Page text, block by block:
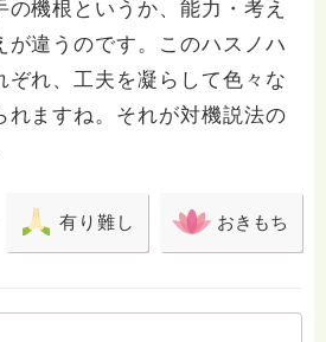
機根というか、能力・考え
が違うのです。このハスノハ
ぞれ、工夫を凝らして色々な
れますね。それが対機説法の
有り難し おきもち